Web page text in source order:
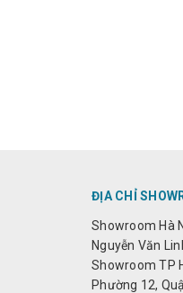
ĐỊA CHỈ
Showroom Hà
Nguyễn Văn
Showroom TP
Phường 12,